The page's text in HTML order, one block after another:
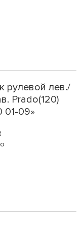
рулевой лев./
Prado(120)
01-09»